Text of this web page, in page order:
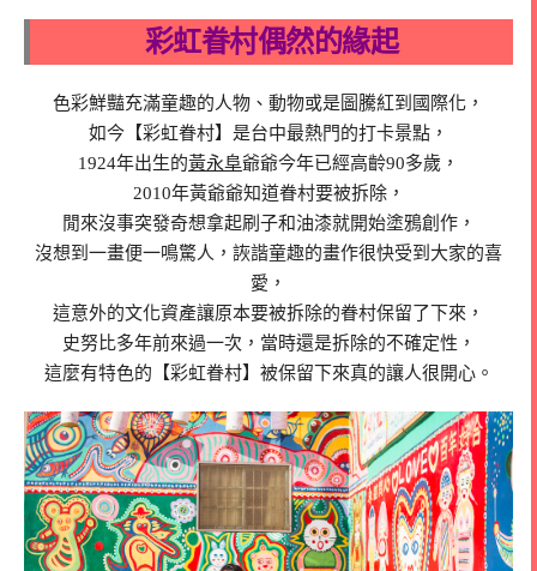
彩虹眷村偶然的緣起
色彩鮮豔充滿童趣的人物、動物或是圖騰紅到國際化，
如今【彩虹眷村】是台中最熱門的打卡景點，
1924年出生的黃永阜爺爺今年已經高齡90多歲，
2010年黃爺爺知道眷村要被拆除，
閒來沒事突發奇想拿起刷子和油漆就開始塗鴉創作，
沒想到一畫便一鳴驚人，詼諧童趣的畫作很快受到大家的喜
愛，
這意外的文化資產讓原本要被拆除的眷村保留了下來，
史努比多年前來過一次，當時還是拆除的不確定性，
這麼有特色的【彩虹眷村】被保留下來真的讓人很開心。